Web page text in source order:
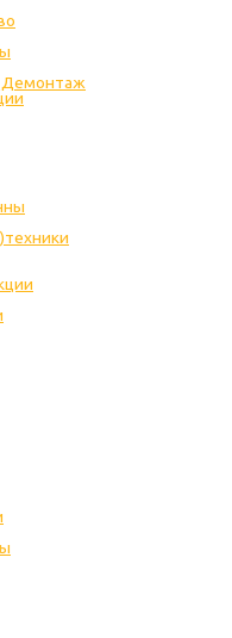
Демонтаж